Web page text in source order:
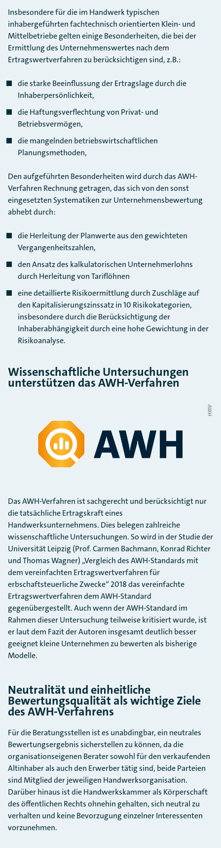
Insbesondere für die im Handwerk typischen
inhabergeführten fachtechnisch orientierten Klein- und
Mittelbetriebe gelten einige Besonderheiten, die bei der
Ermittlung des Unternehmenswertes nach dem
Ertragswertverfahren zu berücksichtigen sind, z.B.:
die starke Beeinflussung der Ertragslage durch die
Inhaberpersönlichkeit,
die Haftungsverflechtung von Privat- und
Betriebsvermögen,
die mangelnden betriebswirtschaftlichen
Planungsmethoden,
Den aufgeführten Besonderheiten wird durch das AWH-
Verfahren Rechnung getragen, das sich von den sonst
eingesetzten Systematiken zur Unternehmensbewertung
abhebt durch:
die Herleitung der Planwerte aus den gewichteten
Vergangenheitszahlen,
den Ansatz des kalkulatorischen Unternehmerlohns
durch Herleitung von Tariflöhnen
eine detaillierte Risikoermittlung durch Zuschläge auf
den Kapitalisierungszinssatz in 10 Risikokategorien,
insbesondere durch die Berücksichtigung der
Inhaberabhängigkeit durch eine hohe Gewichtung in der
Risikoanalyse.
Wissenschaftliche Untersuchungen
unterstützen das AWH-Verfahren
AWH
Das AWH-Verfahren ist sachgerecht und berücksichtigt nur
die tatsächliche Ertragskraft eines
Handwerksunternehmens. Dies belegen zahlreiche
wissenschaftliche Untersuchungen. So wird in der Studie der
Universität Leipzig (Prof. Carmen Bachmann, Konrad Richter
und Thomas Wagner) „Vergleich des AWH-Standards mit
dem vereinfachten Ertragswertverfahren für
erbschaftsteuerliche Zwecke“ 2018 das vereinfachte
Ertragswertverfahren dem AWH-Standard
gegenübergestellt. Auch wenn der AWH-Standard im
Rahmen dieser Untersuchung teilweise kritisiert wurde, ist
er laut dem Fazit der Autoren insgesamt deutlich besser
geeignet kleine Unternehmen zu bewerten als bisherige
Modelle.
Neutralität und einheitliche
Bewertungsqualität als wichtige Ziele
des AWH-Verfahrens
Für die Beratungsstellen ist es unabdingbar, ein neutrales
Bewertungsergebnis sicherstellen zu können, da die
organisationseigenen Berater sowohl für den verkaufenden
Altinhaber als auch den Erwerber tätig sind, beide Parteien
sind Mitglied der jeweiligen Handwerksorganisation.
Darüber hinaus ist die Handwerkskammer als Körperschaft
des öffentlichen Rechts ohnehin gehalten, sich neutral zu
verhalten und keine Bevorzugung einzelner Interessenten
vorzunehmen.